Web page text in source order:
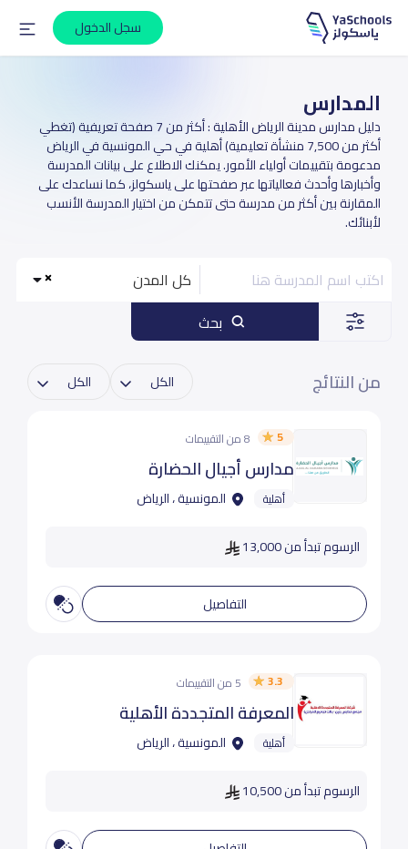
سجل الدخول
المدارس
دليل مدارس مدينة الرياض الأهلية : أكثر من 7 صفحة تعريفية (تغطي
أكثر من 7,500 منشأة تعليمية) أهلية في حي المونسية في الرياض
مدعومة بتقييمات أولياء الأمور. يمكنك الاطلاع على بيانات المدرسة
وأخبارها وأحدث فعالياتها عبر صفحتها على ياسكولز، كما نساعدك على
المقارنة بين أكثر من مدرسة حتى تتمكن من اختيار المدرسة الأنسب
لأبنائك.
كل المدن
من النتائج
5 8 من التقييمات
مدارس أجيال الحضارة
أهلية المونسية ، الرياض
الرسوم تبدأ من 13,000
التفاصيل
3.3 5 من التقييمات
المعرفة المتجددة الأهلية
أهلية المونسية ، الرياض
الرسوم تبدأ من 10,500